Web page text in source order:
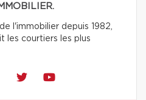
l'immobilier depuis 1982,
les courtiers les plus